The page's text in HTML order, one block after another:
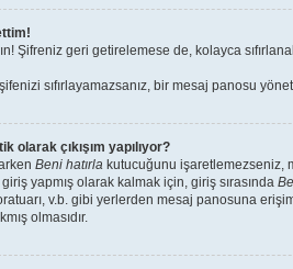
Şifreniz geri getirelemese de, kolayca
sıfırlayamazsanız, bir mesaj panosu
olarak çıkışım yapılıyor?
Beni hatırla kutucuğunu işaretlemezseniz,
yapmış olarak kalmak için, giriş sırasında
v.b. gibi yerlerden mesaj panosuna
olmasıdır.